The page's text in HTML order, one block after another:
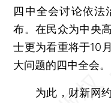
四中全会讨论依法
布。在民众为中央
士更为看重将于10
大问题的四中全会。
为此，财新网约